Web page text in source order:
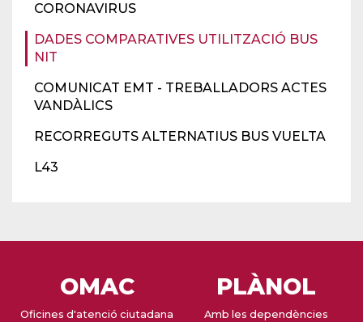
CORONAVIRUS
DADES COMPARATIVES UTILITZACIÓ BUS
NIT
COMUNICAT EMT - TREBALLADORS ACTES
VANDÀLICS
RECORREGUTS ALTERNATIUS BUS VUELTA
L43
OMAC
Oficines d'atenció ciutadana
PLÀNOL
Amb les dependències